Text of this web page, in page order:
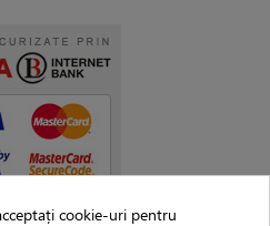
cookie-uri pentru